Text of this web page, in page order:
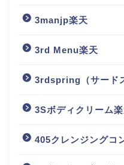
3manjp楽天
3rd Menu楽天
3rdspring（サード
3Sボディクリーム
405クレンジングコ